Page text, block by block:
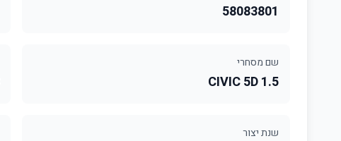
58083801
שם מסחרי
CIVIC 5D 1.5
שנת יצור